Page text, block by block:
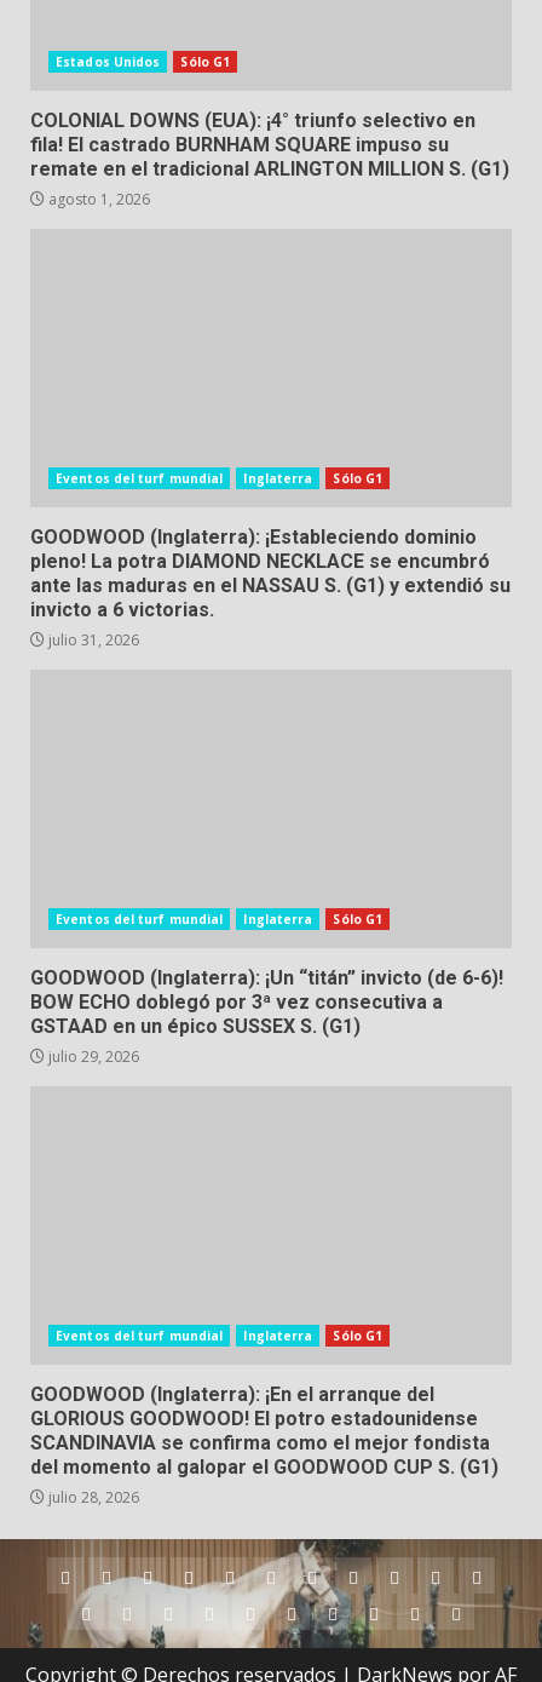
Estados Unidos Sólo G1
COLONIAL DOWNS (EUA): ¡4° triunfo selectivo en
fila! El castrado BURNHAM SQUARE impuso su
remate en el tradicional ARLINGTON MILLION S. (G1)
agosto 1, 2026
Eventos del turf mundial Inglaterra Sólo G1
GOODWOOD (Inglaterra): ¡Estableciendo dominio
pleno! La potra DIAMOND NECKLACE se encumbró
ante las maduras en el NASSAU S. (G1) y extendió su
invicto a 6 victorias.
julio 31, 2026
Eventos del turf mundial Inglaterra Sólo G1
GOODWOOD (Inglaterra): ¡Un “titán” invicto (de 6-6)!
BOW ECHO doblegó por 3ª vez consecutiva a
GSTAAD en un épico SUSSEX S. (G1)
julio 29, 2026
Eventos del turf mundial Inglaterra Sólo G1
GOODWOOD (Inglaterra): ¡En el arranque del
GLORIOUS GOODWOOD! El potro estadounidense
SCANDINAVIA se confirma como el mejor fondista
del momento al galopar el GOODWOOD CUP S. (G1)
julio 28, 2026
Argentina
AustraliaBrasilChileDubaiEstados
Unidos
Hong
Kong
Inglaterra
IrlandaJapónNueva
Zelanda
PanamáPerú
Puerto
Rico
QatarSingapurSuráfrica
UruguayVenezuelaHipódromos
(Dubai)
Copyright © Derechos reservados | DarkNews por AF